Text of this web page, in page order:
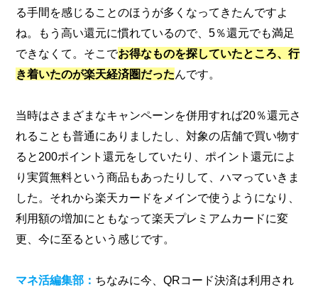
る手間を感じることのほうが多くなってきたんですよ
ね。もう高い還元に慣れているので、5％還元でも満足
できなくて。そこでお得なものを探していたところ、行
き着いたのが楽天経済圏だったんです。
当時はさまざまなキャンペーンを併用すれば20％還元さ
れることも普通にありましたし、対象の店舗で買い物す
ると200ポイント還元をしていたり、ポイント還元によ
り実質無料という商品もあったりして、ハマっていきま
した。それから楽天カードをメインで使うようになり、
利用額の増加にともなって楽天プレミアムカードに変
更、今に至るという感じです。
マネ活編集部： ちなみに今、QRコード決済は利用され